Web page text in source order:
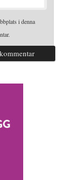
i denna